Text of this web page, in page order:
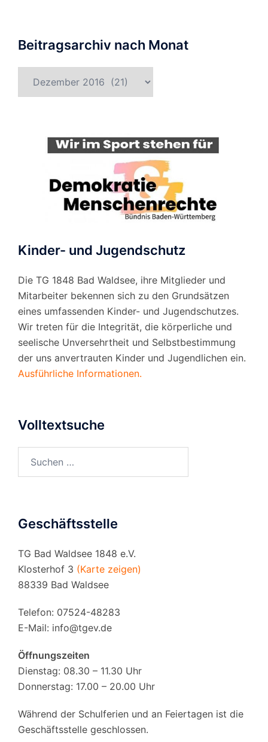
Beitragsarchiv nach Monat
nach
Kinder- und Jugendschutz
Die TG 1848 Bad Waldsee, ihre Mitglieder und
Mitarbeiter bekennen sich zu den Grundsätzen
eines umfassenden Kinder- und Jugendschutzes.
Wir treten für die Integrität, die körperliche und
seelische Unversehrtheit und Selbstbestimmung
der uns anvertrauten Kinder und Jugendlichen ein.
Ausführliche Informationen.
Volltextsuche
Geschäftsstelle
TG Bad Waldsee 1848 e.V.
Klosterhof 3 (Karte zeigen)
88339 Bad Waldsee
Telefon: 07524-48283
E-Mail: info@tgev.de
Öffnungszeiten
Dienstag: 08.30 – 11.30 Uhr
Donnerstag: 17.00 – 20.00 Uhr
Während der Schulferien und an Feiertagen ist die
Geschäftsstelle geschlossen.